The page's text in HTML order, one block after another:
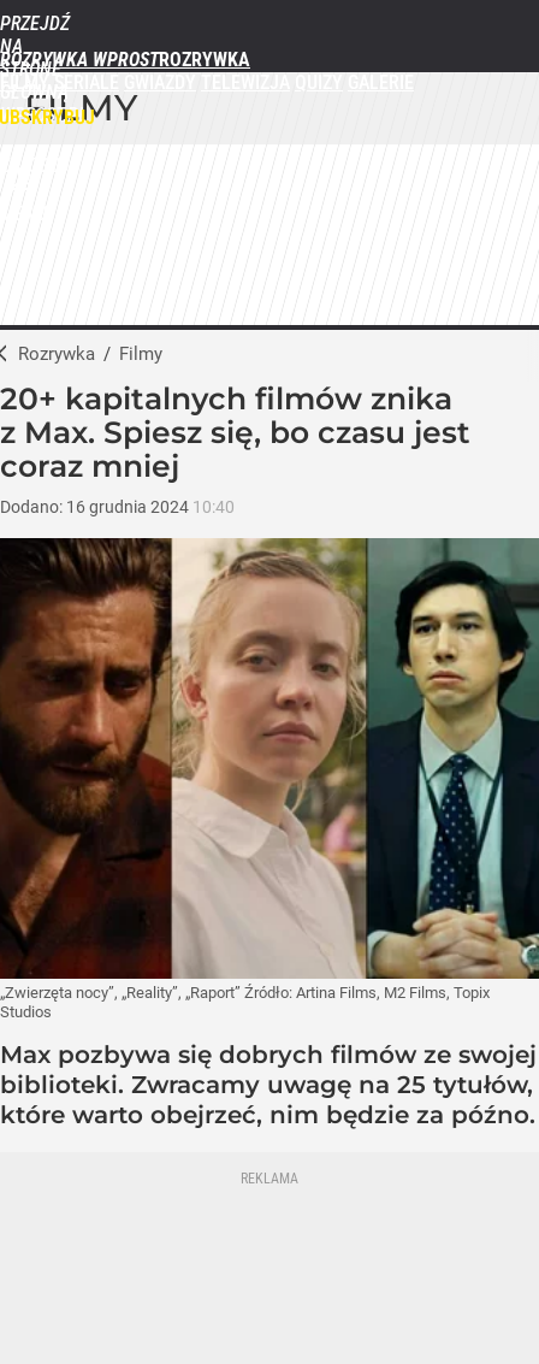
PRZEJDŹ
NA
STRONĘ
GŁÓWNĄ
WPROST.PL
ROZRYWKA WPROST
FILMY
Rozrywka / Filmy
20+ kapitalnych filmów znika
z Max. Spiesz się, bo czasu jest
coraz mniej
Dodano: 16grudnia 2024 10:40
„Zwierzęta nocy”, „Reality”, „Raport” Źródło: Artina Films, M2 Films, Topix
Studios
Max pozbywa się dobrych filmów ze swojej
biblioteki. Zwracamy uwagę na 25 tytułów,
które warto obejrzeć, nim będzie za późno.